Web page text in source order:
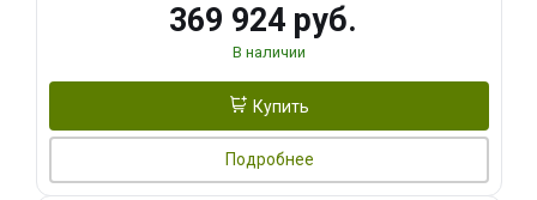
369 924 руб.
В наличии
Купить
Подробнее